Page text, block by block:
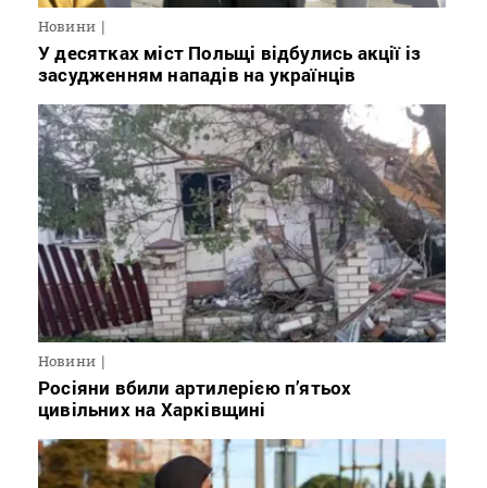
Новини
У десятках міст Польщі відбулись акції із
засудженням нападів на українців
Новини
Росіяни вбили артилерією п’ятьох
цивільних на Харківщині